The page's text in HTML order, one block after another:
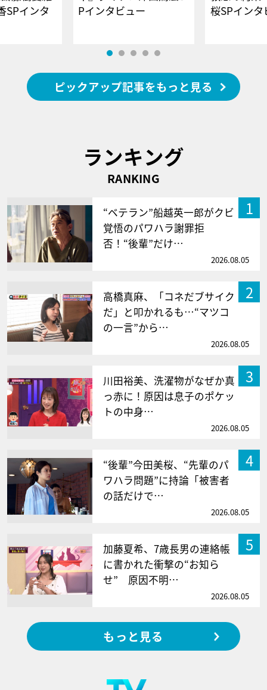
SPインタ
Pインタビュー
桜SPイ
ピックアップ記事をもっと見る
ランキング
RANKING
1
“ベテラン”船越英一郎がクビ
覚悟のパワハラ謝罪拒
否！“後輩”だけ…
2026.08.05
2
高橋真麻、「コネだブサイク
だ」と叩かれるも…“マツコ
の一言”から…
2026.08.05
3
川田裕美、洗濯物がなぜか真
っ赤に！原因は息子のポケッ
トの中身…
2026.08.05
4
“後輩”今田美桜、“先輩のパ
ワハラ問題”に持論「被害者
の話だけで…
2026.08.05
5
加藤夏希、7歳長男の連絡帳
に書かれた衝撃の“お知ら
せ” 原因不明…
2026.08.05
もっと見る